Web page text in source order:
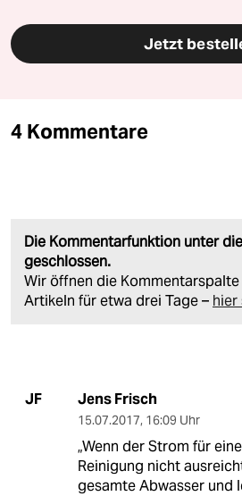
Jetzt
4 Kommentare
Die Kommentarfunktion unter
geschlossen.
Wir öffnen die
Artikeln für etwa drei Tage – hier
JF Jens Frisch
15.07.2017, 16:09 Uhr
„Wenn der Strom für
Reinigung nicht
gesamte Abwasser und